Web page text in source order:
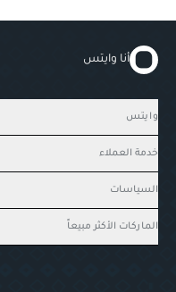
أنا وايتس
وايتس
خدمة العملاء
السياسات
الماركات الأكثر مبيعاً